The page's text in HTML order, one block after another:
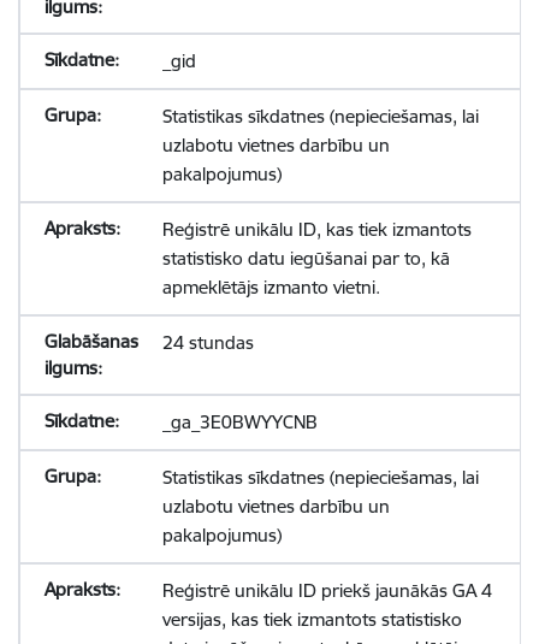
_gid
Statistikas sīkdatnes (nepieciešamas, lai
uzlabotu vietnes darbību un
pakalpojumus)
Reģistrē unikālu ID, kas tiek izmantots
statistisko datu iegūšanai par to, kā
apmeklētājs izmanto vietni.
24 stundas
_ga_3E0BWYYCNB
Statistikas sīkdatnes (nepieciešamas, lai
uzlabotu vietnes darbību un
pakalpojumus)
Reģistrē unikālu ID priekš jaunākās GA 4
versijas, kas tiek izmantots statistisko